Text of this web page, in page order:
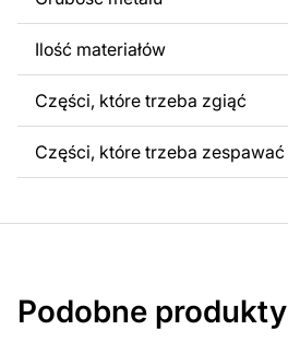
Ilość materiałów
Części, które trzeba zgiąć
Części, które trzeba zespawać
Podobne produkty